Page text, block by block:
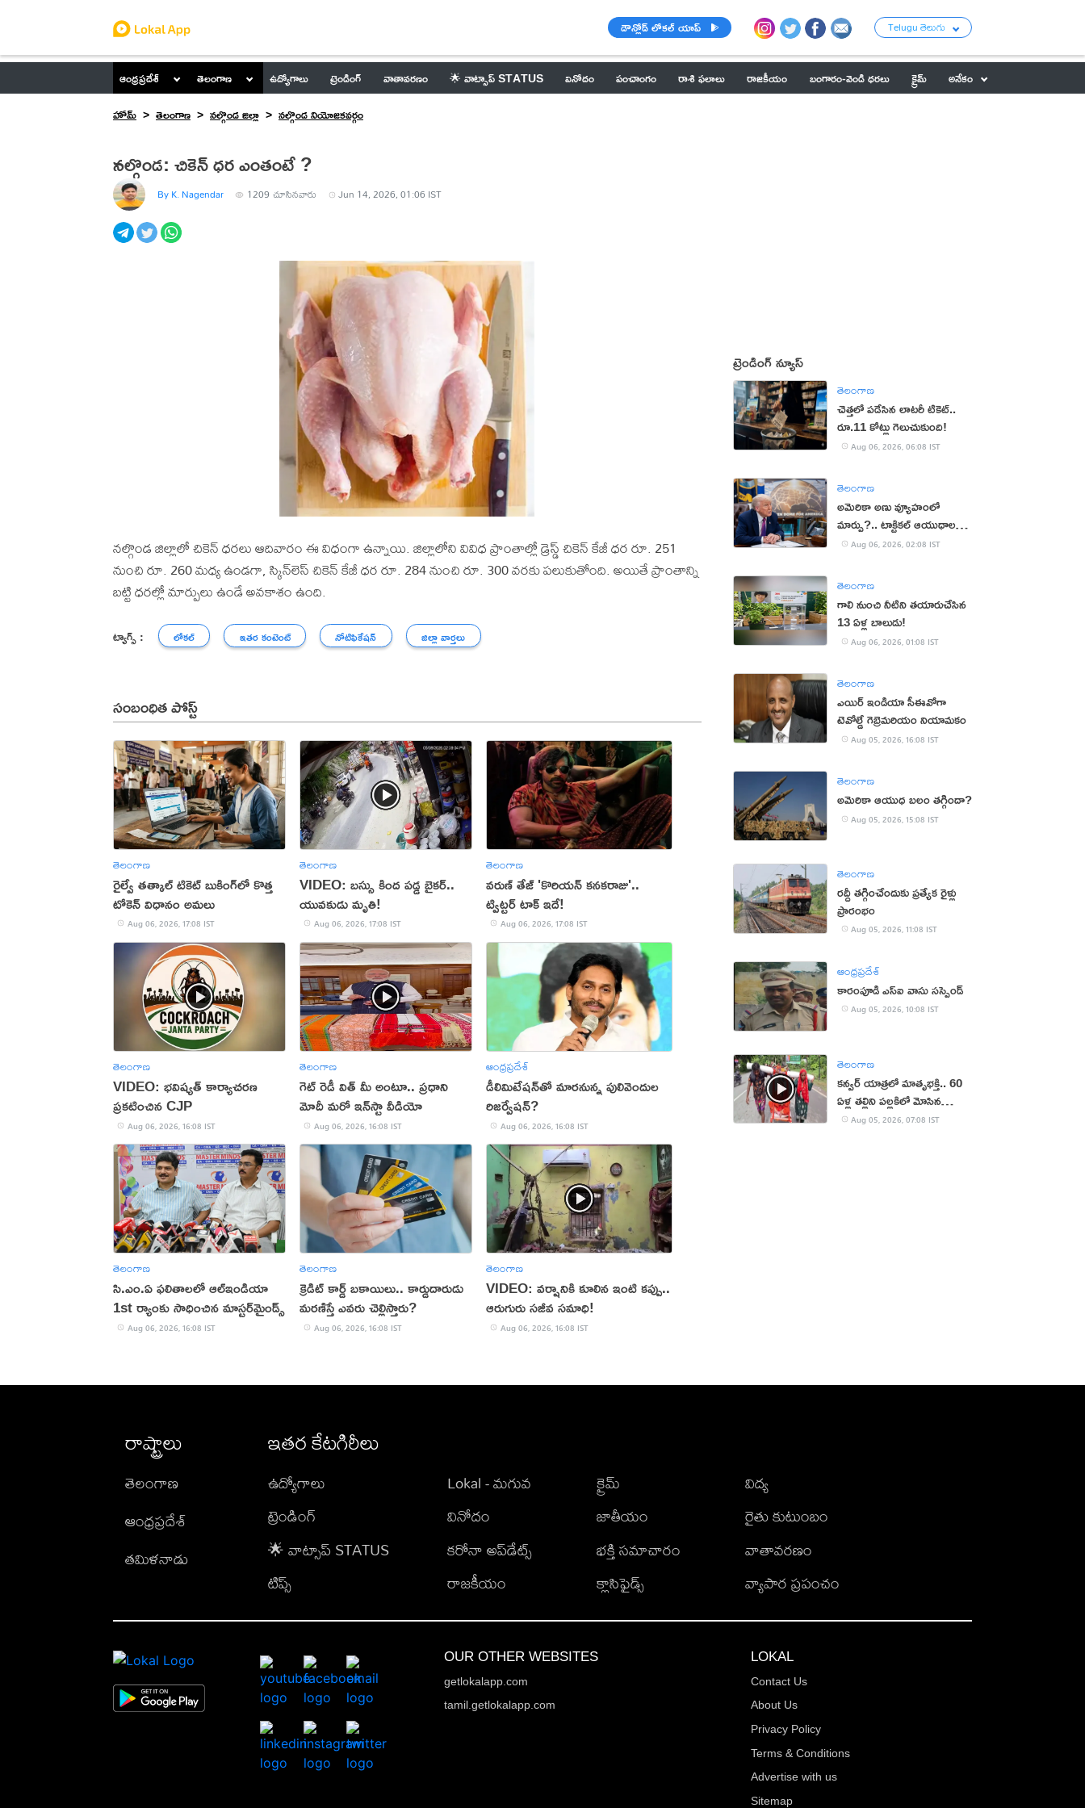
డౌన్లోడ్ లోకల్ యాప్ Telugu తెలుగు
ఆంధ్రప్రదేశ్ తెలంగాణ ఉద్యోగాలు ట్రెండింగ్ వాతావరణం 🌟 వాట్సాప్ STATUS వినోదం పంచాంగం రాశి ఫలాలు రాజకీయం బంగారం-వెండి ధరలు క్రైమ్
అనేకం
హోమ్
తెలంగాణ నల్గొండ జిల్లా నల్గొండ నియోజకవర్గం
నల్గొండ: చికెన్ ధర ఎంతంటే ?
By K. Nagendar 1209 చూసినవారు Jun 14, 2026, 01:06 IST
నల్గొండ జిల్లాలో చికెన్ ధరలు ఆదివారం ఈ విధంగా ఉన్నాయి. జిల్లాలోని వివిధ ప్రాంతాల్లో డ్రెస్డ్ చికెన్ కేజీ ధర రూ. 251
నుంచి రూ. 260 మధ్య ఉండగా, స్కిన్‌లెస్ చికెన్ కేజీ ధర రూ. 284 నుంచి రూ. 300 వరకు పలుకుతోంది. అయితే ప్రాంతాన్ని
బట్టి ధరల్లో మార్పులు ఉండే అవకాశం ఉంది.
ట్యాగ్స్ : లోకల్ ఇతర కంటెంట్ నోటిఫికేషన్ జిల్లా వార్తలు
సంబంధిత పోస్ట్
తెలంగాణ
రైల్వే తత్కాల్ టికెట్ బుకింగ్‌లో కొత్త
టోకెన్ విధానం అమలు
Aug 06, 2026, 17:08 IST
తెలంగాణ
VIDEO: బస్సు కింద పడ్డ బైకర్..
యువకుడు మృతి!
Aug 06, 2026, 17:08 IST
తెలంగాణ
వరుణ్ తేజ్ 'కొరియన్ కనకరాజు'..
ట్విట్టర్ టాక్ ఇదే!
Aug 06, 2026, 17:08 IST
తెలంగాణ
VIDEO: భవిష్యత్ కార్యాచరణ
ప్రకటించిన CJP
Aug 06, 2026, 16:08 IST
తెలంగాణ
గెట్ రెడీ విత్ మీ అంటూ.. ప్రధాని
మోదీ మరో ఇన్‌స్టా వీడియో
Aug 06, 2026, 16:08 IST
ఆంధ్రప్రదేశ్
డీలిమిటేషన్‌తో మారనున్న పులివెందుల
రిజర్వేషన్?
Aug 06, 2026, 16:08 IST
తెలంగాణ
సి.ఎం.ఏ ఫలితాలలో ఆల్ఇండియా
1st ర్యాంకు సాధించిన మాస్టర్‌మైండ్స్
Aug 06, 2026, 16:08 IST
తెలంగాణ
క్రెడిట్ కార్డ్ బకాయిలు.. కార్డుదారుడు
మరణిస్తే ఎవరు చెల్లిస్తారు?
Aug 06, 2026, 16:08 IST
తెలంగాణ
VIDEO: వర్షానికి కూలిన ఇంటి కప్పు..
ఆరుగురు సజీవ సమాధి!
Aug 06, 2026, 16:08 IST
ట్రెండింగ్ న్యూస్
తెలంగాణ
చెత్తలో పడేసిన లాటరీ టికెట్..
రూ.11 కోట్లు గెలుచుకుంది!
Aug 06, 2026, 06:08 IST
తెలంగాణ
అమెరికా అణు వ్యూహంలో
మార్పు?.. టాక్టికల్ ఆయుధాలకు
ప్రాధాన్యం!
Aug 06, 2026, 02:08 IST
తెలంగాణ
గాలి నుంచి నీటిని తయారుచేసిన
13 ఏళ్ల బాలుడు!
Aug 06, 2026, 01:08 IST
తెలంగాణ
ఎయిర్ ఇండియా సీఈవోగా
టెవోల్డే గెబ్రెమరియం నియామకం
Aug 05, 2026, 16:08 IST
తెలంగాణ
అమెరికా ఆయుధ బలం తగ్గిందా?
Aug 05, 2026, 15:08 IST
తెలంగాణ
రద్దీ తగ్గించేందుకు ప్రత్యేక రైళ్లు
ప్రారంభం
Aug 05, 2026, 11:08 IST
ఆంధ్రప్రదేశ్
కారంపూడి ఎస్ఐ వాసు స‌స్పెండ్‌
Aug 05, 2026, 10:08 IST
తెలంగాణ
కన్వర్ యాత్రలో మాతృభక్తి.. 60
ఏళ్ల తల్లిని పల్లకిలో మోసిన
కొడుకు, కోడలు!
Aug 05, 2026, 07:08 IST
రాష్ట్రాలు
తెలంగాణ
ఆంధ్రప్రదేశ్
తమిళనాడు
ఇతర కేటగిరీలు
ఉద్యోగాలు
ట్రెండింగ్
🌟 వాట్సాప్ STATUS
టిప్స్
Lokal - మగువ
వినోదం
కరోనా అప్‌డేట్స్
రాజకీయం
క్రైమ్
జాతీయం
భక్తి సమాచారం
క్లాసిఫైడ్స్
విద్య
రైతు కుటుంబం
వాతావరణం
వ్యాపార ప్రపంచం
OUR OTHER WEBSITES
getlokalapp.com
tamil.getlokalapp.com
LOKAL
Contact Us
About Us
Privacy Policy
Terms & Conditions
Advertise with us
Sitemap